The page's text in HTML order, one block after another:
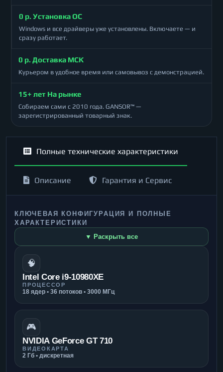
0 р. Установка ОС
Windows и все драйверы уже установлены. Включаете — и
сразу работает.
0 р. Доставка МСК
Курьером в удобное время или самовывоз с демонстрацией.
15+ лет На рынке
Собираем сами с 2010 года. GANSOR™ —
зарегистрированный товарный знак.
Полные технические характеристики
Описание Гарантия и Сервис
КЛЮЧЕВАЯ КОНФИГУРАЦИЯ И ПОЛНЫЕ
ХАРАКТЕРИСТИКИ
▼ Раскрыть все
🧠
Intel Core i9-10980XE
ПРОЦЕССОР
18 ядер • 36 потоков • 3000 МГц
🎮
NVIDIA GeForce GT 710
ВИДЕОКАРТА
2 Гб • дискретная